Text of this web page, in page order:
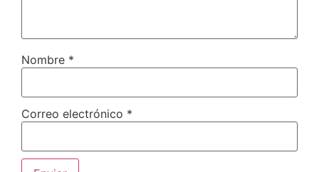
Nombre *
Correo electrónico *